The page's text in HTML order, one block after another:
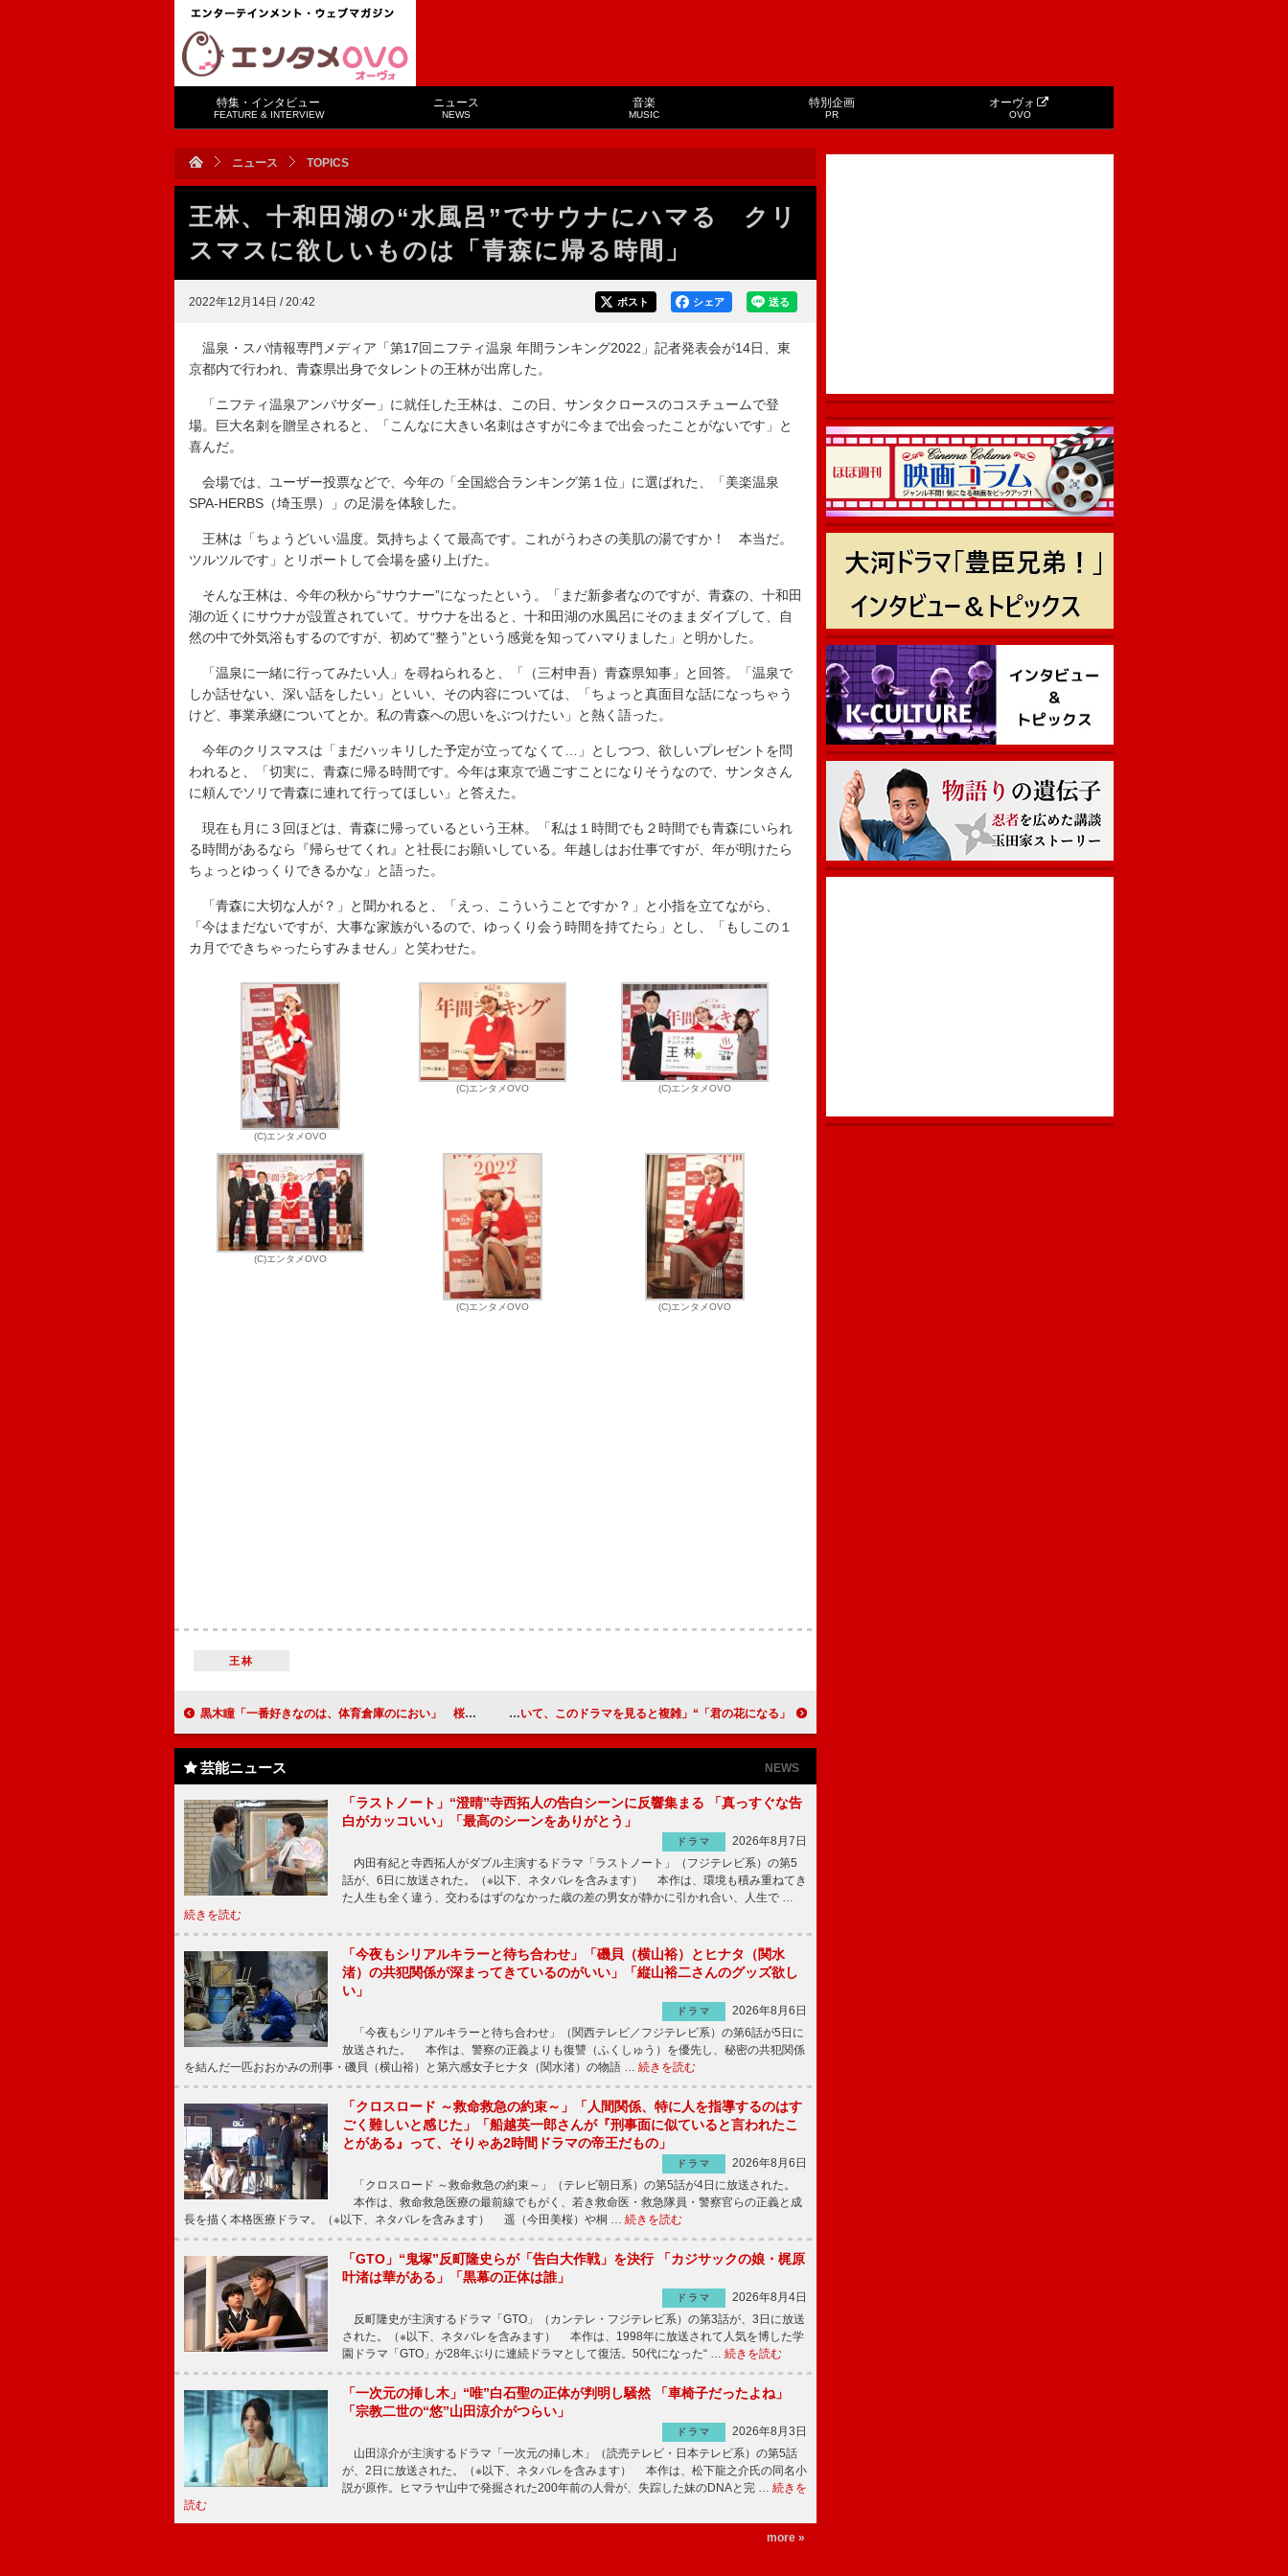
特集・インタビュー
FEATURE & INTERVIEW
ニュース
NEWS
音楽
MUSIC
特別企画
PR
オーヴォ
OVO
ニュース TOPICS
王林、十和田湖の“水風呂”でサウナにハマる クリ
スマスに欲しいものは「青森に帰る時間」
2022年12月14日 / 20:42 送る
シェア
ポスト
温泉・スパ情報専門メディア「第17回ニフティ温泉 年間ランキング2022」記者発表会が14日、東
京都内で行われ、青森県出身でタレントの王林が出席した。
「ニフティ温泉アンバサダー」に就任した王林は、この日、サンタクロースのコスチュームで登
場。巨大名刺を贈呈されると、「こんなに大きい名刺はさすがに今まで出会ったことがないです」と
喜んだ。
会場では、ユーザー投票などで、今年の「全国総合ランキング第１位」に選ばれた、「美楽温泉
SPA-HERBS（埼玉県）」の足湯を体験した。
王林は「ちょうどいい温度。気持ちよくて最高です。これがうわさの美肌の湯ですか！ 本当だ。
ツルツルです」とリポートして会場を盛り上げた。
そんな王林は、今年の秋から“サウナー”になったという。「まだ新参者なのですが、青森の、十和田
湖の近くにサウナが設置されていて。サウナを出ると、十和田湖の水風呂にそのままダイブして、自
然の中で外気浴もするのですが、初めて“整う”という感覚を知ってハマりました」と明かした。
「温泉に一緒に行ってみたい人」を尋ねられると、「（三村申吾）青森県知事」と回答。「温泉で
しか話せない、深い話をしたい」といい、その内容については、「ちょっと真面目な話になっちゃう
けど、事業承継についてとか。私の青森への思いをぶつけたい」と熱く語った。
今年のクリスマスは「まだハッキリした予定が立ってなくて…」としつつ、欲しいプレゼントを問
われると、「切実に、青森に帰る時間です。今年は東京で過ごすことになりそうなので、サンタさん
に頼んでソリで青森に連れて行ってほしい」と答えた。
現在も月に３回ほどは、青森に帰っているという王林。「私は１時間でも２時間でも青森にいられ
る時間があるなら『帰らせてくれ』と社長にお願いしている。年越しはお仕事ですが、年が明けたら
ちょっとゆっくりできるかな」と語った。
「青森に大切な人が？」と聞かれると、「えっ、こういうことですか？」と小指を立てながら、
「今はまだないですが、大事な家族がいるので、ゆっくり会う時間を持てたら」とし、「もしこの１
カ月でできちゃったらすみません」と笑わせた。
(C)エンタメOVO
(C)エンタメOVO (C)エンタメOVO
(C)エンタメOVO
(C)エンタメOVO (C)エンタメOVO
王林
黒木瞳「一番好きなのは、体育倉庫のにおい」 桜井日奈子「バッシュの香ばしいにおいで、青春時代を思い出す」 「君の花になる」“弾”高橋文哉ら8LOOMが涙の決断 「びっくりし過ぎて泣いた」「推しがいて、このドラマを見ると複雑」
芸能ニュース NEWS
「ラストノート」“澄晴”寺西拓人の告白シーンに反響集まる 「真っすぐな告
白がカッコいい」「最高のシーンをありがとう」
ドラマ
2026年8月7日
内田有紀と寺西拓人がダブル主演するドラマ「ラストノート」（フジテレビ系）の第5
話が、6日に放送された。（※以下、ネタバレを含みます） 本作は、環境も積み重ねてき
た人生も全く違う、交わるはずのなかった歳の差の男女が静かに引かれ合い、人生で …
続きを読む
「今夜もシリアルキラーと待ち合わせ」「磯貝（横山裕）とヒナタ（関水
渚）の共犯関係が深まってきているのがいい」「縦山裕二さんのグッズ欲し
い」
ドラマ
2026年8月6日
「今夜もシリアルキラーと待ち合わせ」（関西テレビ／フジテレビ系）の第6話が5日に
放送された。 本作は、警察の正義よりも復讐（ふくしゅう）を優先し、秘密の共犯関係
を結んだ一匹おおかみの刑事・磯貝（横山裕）と第六感女子ヒナタ（関水渚）の物語 … 続きを読む
「クロスロード ～救命救急の約束～」「人間関係、特に人を指導するのはす
ごく難しいと感じた」「船越英一郎さんが『刑事面に似ていると言われたこ
とがある』って、そりゃあ2時間ドラマの帝王だもの」
ドラマ
2026年8月6日
「クロスロード ～救命救急の約束～」（テレビ朝日系）の第5話が4日に放送された。
本作は、救命救急医療の最前線でもがく、若き救命医・救急隊員・警察官らの正義と成
長を描く本格医療ドラマ。（※以下、ネタバレを含みます） 遥（今田美桜）や桐 … 続きを読む
「GTO」“鬼塚”反町隆史らが「告白大作戦」を決行 「カジサックの娘・梶原
叶渚は華がある」「黒幕の正体は誰」
ドラマ
2026年8月4日
反町隆史が主演するドラマ「GTO」（カンテレ・フジテレビ系）の第3話が、3日に放送
された。（※以下、ネタバレを含みます） 本作は、1998年に放送されて人気を博した学
園ドラマ「GTO」が28年ぶりに連続ドラマとして復活。50代になった“ … 続きを読む
「一次元の挿し木」“唯”白石聖の正体が判明し騒然 「車椅子だったよね」
「宗教二世の“悠”山田涼介がつらい」
ドラマ
2026年8月3日
山田涼介が主演するドラマ「一次元の挿し木」（読売テレビ・日本テレビ系）の第5話
が、2日に放送された。（※以下、ネタバレを含みます） 本作は、松下龍之介氏の同名小
説が原作。ヒマラヤ山中で発掘された200年前の人骨が、失踪した妹のDNAと完 … 続きを
読む
more »